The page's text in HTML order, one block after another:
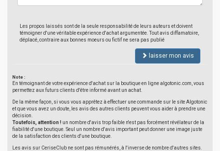
Les propos laissés sont de la seule responsabilité de leurs auteurs et doivent
témoigner d'une véritable expérience d'achat argumentée. Tout avis diffamatoire,
déplacé, contraire aux bonnes moeurs ou fictif ne sera pas publié
laisser mon avis
Note :
En témoignant de votre expérience d'achat sur la boutique en ligne algotonic.com, vous
permettez aux futurs clients d'être informé avant un achat.
De la même façon, si vous vous apprêtez à effectuer une commande sur le site Algotonic
et que vous avez un doute, les avis des autres clients peuvent vous aider à prendre une
décision.
Toutefois, attention ! un nombre d'avis trop faible n'est pas forcément révélateur de la
fiabilité d'une boutique. Seul un nombre d'avis important peut donner une image juste
de la satisfaction des clients d'une boutique.
Les avis sur CeriseClub ne sont pas rémunérés, à l'inverse de nombre d'autres sites.